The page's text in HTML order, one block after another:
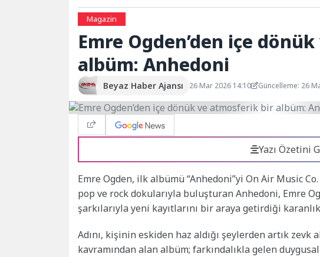
Magazin
Emre Ogden’den içe
albüm: Anhedoni
Beyaz Haber Ajansı 26 Mar 2026 14:10 Güncelleme: 26
Yazı Özetini
Emre Ogden, ilk albümü “Anhedoni”yi On Air Music
pop ve rock dokularıyla buluşturan Anhedoni, Emre
şarkılarıyla yeni kayıtlarını bir araya getirdiği
Adını, kişinin eskiden haz aldığı şeylerden artık
kavramından alan albüm; farkındalıkla gelen